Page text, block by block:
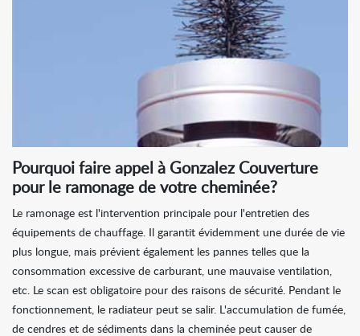
Pourquoi faire appel à Gonzalez Couverture
pour le ramonage de votre cheminée?
Le ramonage est l'intervention principale pour l'entretien des
équipements de chauffage. Il garantit évidemment une durée de vie
plus longue, mais prévient également les pannes telles que la
consommation excessive de carburant, une mauvaise ventilation,
etc. Le scan est obligatoire pour des raisons de sécurité. Pendant le
fonctionnement, le radiateur peut se salir. L'accumulation de fumée,
de cendres et de sédiments dans la cheminée peut causer de